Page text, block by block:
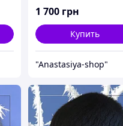
1 700 грн
Купить
"Anastasiya-shop"